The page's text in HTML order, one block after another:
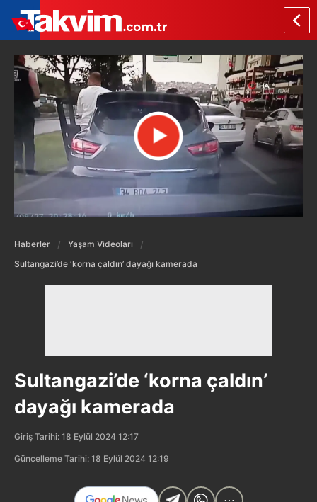
Haberler
Yaşam Videoları
Sultangazi’de ‘korna çaldın’ dayağı kamerada
Sultangazi’de ‘korna çaldın’
dayağı kamerada
Giriş Tarihi: 18 Eylül 2024 12:17
Güncelleme Tarihi: 18 Eylül 2024 12:19